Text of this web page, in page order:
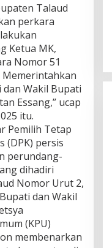
Talaud
perkara
Ketua MK,
Nomor 51
Memerintahkan
Wakil Bupati
Essang,” ucap
itu.
Pemilih Tetap
(DPK) persis
perundang-
dihadiri
Nomor Urut 2,
dan Wakil
(KPU)
membenarkan